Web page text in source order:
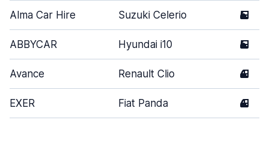
Alma Car Hire Suzuki Celerio 5
ABBYCAR Hyundai i10 5
Avance Renault Clio 4
EXER Fiat Panda 4